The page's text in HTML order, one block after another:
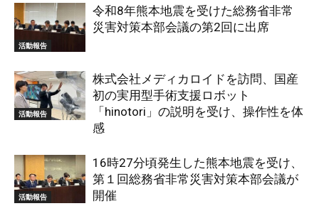
活動報告
令和8年熊本地震を受けた総務省非常
災害対策本部会議の第2回に出席
活動報告
株式会社メディカロイドを訪問、国産
初の実用型手術支援ロボット
「hinotori」の説明を受け、操作性を体
感
活動報告
16時27分頃発生した熊本地震を受け、
第１回総務省非常災害対策本部会議が
開催